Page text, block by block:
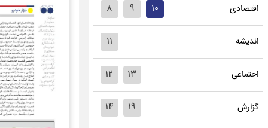
اقتصادی ۸ ۹ ۱۰
اندیشه ۱۱
اجتماعی ۱۲ ۱۳
گزارش ۱۴ ۱۹